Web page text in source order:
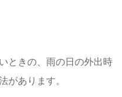
ときの、雨の日の外出時
があります。